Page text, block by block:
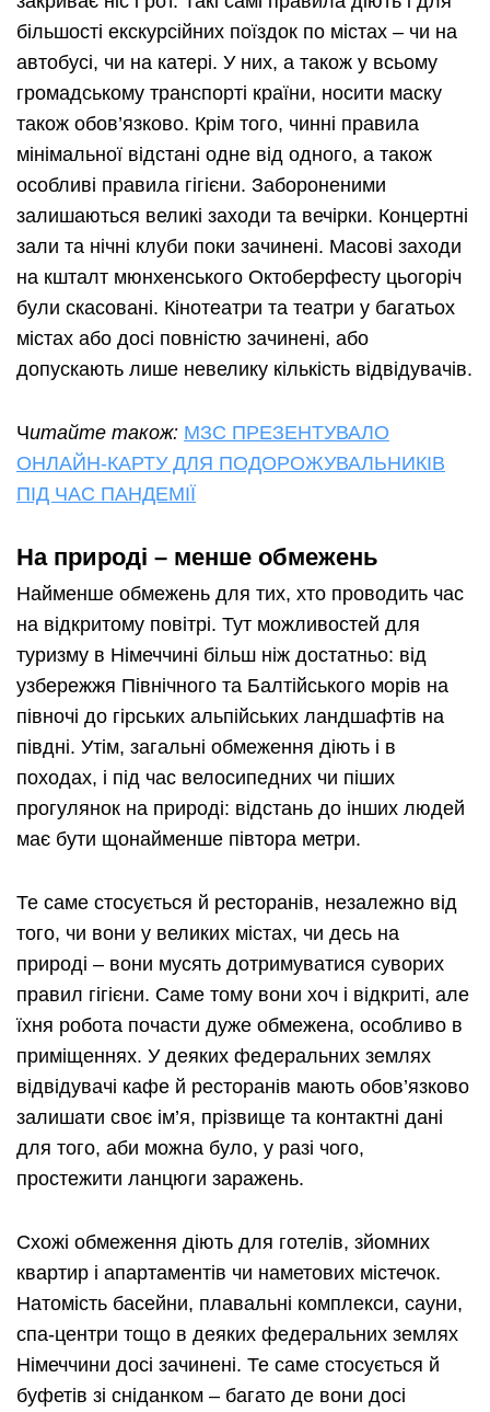
більшості екскурсійних поїздок по містах – чи на
автобусі, чи на катері. У них, а також у всьому
громадському транспорті країни, носити маску
також обов’язково. Крім того, чинні правила
мінімальної відстані одне від одного, а також
особливі правила гігієни. Забороненими
залишаються великі заходи та вечірки. Концертні
зали та нічні клуби поки зачинені. Масові заходи
на кшталт мюнхенського Октоберфесту цьогоріч
були скасовані. Кінотеатри та театри у багатьох
містах або досі повністю зачинені, або
допускають лише невелику кількість відвідувачів.
Читайте також: МЗС ПРЕЗЕНТУВАЛО
ОНЛАЙН-КАРТУ ДЛЯ ПОДОРОЖУВАЛЬНИКІВ
ПІД ЧАС ПАНДЕМІЇ
На природі – менше обмежень
Найменше обмежень для тих, хто проводить час
на відкритому повітрі. Тут можливостей для
туризму в Німеччині більш ніж достатньо: від
узбережжя Північного та Балтійського морів на
півночі до гірських альпійських ландшафтів на
півдні. Утім, загальні обмеження діють і в
походах, і під час велосипедних чи піших
прогулянок на природі: відстань до інших людей
має бути щонайменше півтора метри.
Те саме стосується й ресторанів, незалежно від
того, чи вони у великих містах, чи десь на
природі – вони мусять дотримуватися суворих
правил гігієни. Саме тому вони хоч і відкриті, але
їхня робота почасти дуже обмежена, особливо в
приміщеннях. У деяких федеральних землях
відвідувачі кафе й ресторанів мають обов’язково
залишати своє ім’я, прізвище та контактні дані
для того, аби можна було, у разі чого,
простежити ланцюги заражень.
Схожі обмеження діють для готелів, зйомних
квартир і апартаментів чи наметових містечок.
Натомість басейни, плавальні комплекси, сауни,
спа-центри тощо в деяких федеральних землях
Німеччини досі зачинені. Те саме стосується й
буфетів зі сніданком – багато де вони досі